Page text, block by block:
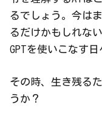
るでしょう。今は
るだけかもしれな
GPTを使いこなす
その時、生き残る
うか？